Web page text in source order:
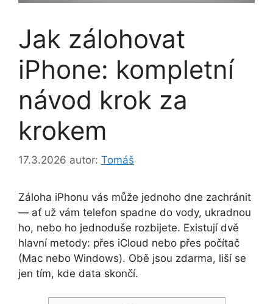
Jak zálohovat
iPhone: kompletní
návod krok za
krokem
17.3.2026 autor: Tomáš
Záloha iPhonu vás může jednoho dne zachránit
— ať už vám telefon spadne do vody, ukradnou
ho, nebo ho jednoduše rozbijete. Existují dvě
hlavní metody: přes iCloud nebo přes počítač
(Mac nebo Windows). Obě jsou zdarma, liší se
jen tím, kde data skončí.